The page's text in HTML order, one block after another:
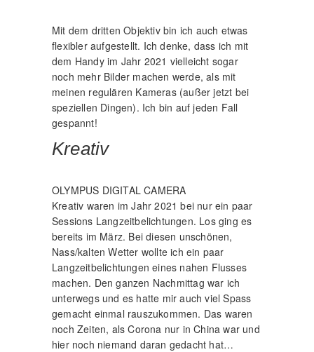
Mit dem dritten Objektiv bin ich auch etwas
flexibler aufgestellt. Ich denke, dass ich mit
dem Handy im Jahr 2021 vielleicht sogar
noch mehr Bilder machen werde, als mit
meinen regulären Kameras (außer jetzt bei
speziellen Dingen). Ich bin auf jeden Fall
gespannt!
Kreativ
OLYMPUS DIGITAL CAMERA
Kreativ waren im Jahr 2021 bei nur ein paar
Sessions Langzeitbelichtungen. Los ging es
bereits im März. Bei diesen unschönen,
Nass/kalten Wetter wollte ich ein paar
Langzeitbelichtungen eines nahen Flusses
machen. Den ganzen Nachmittag war ich
unterwegs und es hatte mir auch viel Spass
gemacht einmal rauszukommen. Das waren
noch Zeiten, als Corona nur in China war und
hier noch niemand daran gedacht hat…